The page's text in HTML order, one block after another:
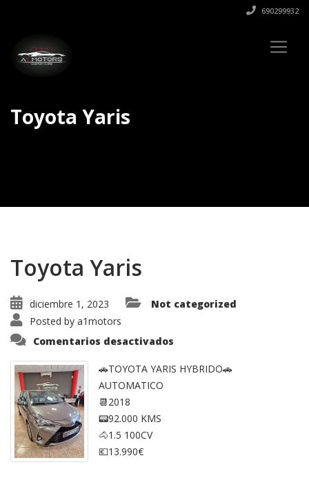
690299932
Toyota Yaris
Toyota Yaris
diciembre 1, 2023
Not categorized
Posted by a1motors
Comentarios desactivados
🚗TOYOTA YARIS HYBRIDO🚗
AUTOMATICO
📆2018
📟92.000 KMS
🐴1.5 100CV
💶13.990€